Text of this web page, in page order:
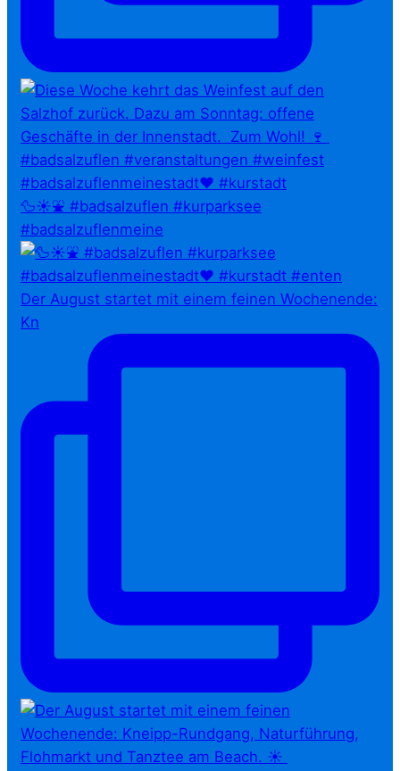
🦆☀️⛲ #badsalzuflen #kurparksee
#badsalzuflenmeine
Der August startet mit einem feinen Wochenende:
Kn